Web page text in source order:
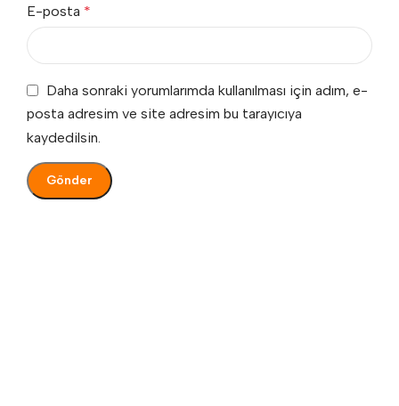
E-posta *
Daha sonraki yorumlarımda kullanılması için adım, e-
posta adresim ve site adresim bu tarayıcıya
kaydedilsin.